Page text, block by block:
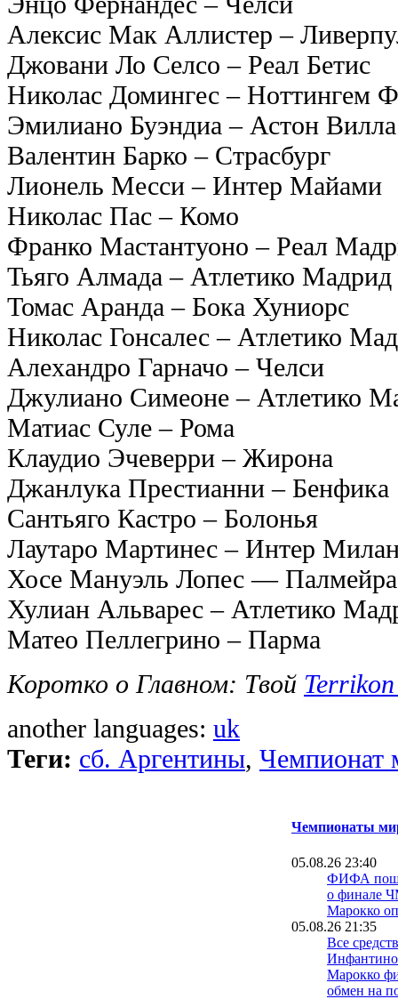
Алексис Мак Аллистер –
Джовани Ло Селсо – Реал Бетис
Николас Домингес – Ноттингем
Эмилиано Буэндиа – Астон Вилла
Валентин Барко – Страсбург
Лионель Месси – Интер Майами
Николас Пас – Комо
Франко Мастантуоно – Реал
Тьяго Алмада – Атлетико Мадрид
Томас Аранда – Бока Хуниорс
Николас Гонсалес – Атлетико
Алехандро Гарначо – Челси
Джулиано Симеоне – Атлетико
Матиас Суле – Рома
Клаудио Эчеверри – Жирона
Джанлука Престианни – Бенфика
Сантьяго Кастро – Болонья
Лаутаро Мартинес – Интер
Хосе Мануэль Лопес —
Хулиан Альварес – Атлетико
Матео Пеллегрино – Парма
Коротко о Главном: Твой
another languages: uk
Теги: сб. Аргентины, Чемпионат
Чемпионаты
05.08.26 23:40
ФИФА
о финале
Марокко
05.08.26 21:35
Все
Марокко
обмен на